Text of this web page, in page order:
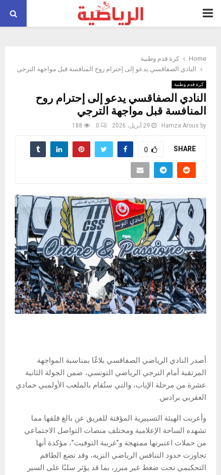
PRIMARY
Home
كرة قدم وطنية
النادي الصفاقسي يدعو إلى إحترام روح المنافسة قبل مواجهة الترجي
كرة قدم وطنية
النادي الصفاقسي يدعو إلى إحترام روح
المنافسة قبل مواجهة الترجي
by
Hamza Arous 29 أبريل، 2026 0
188
SHARE
0
أصدر النادي الرياضي الصفاقسي بلاغًا بمناسبة المواجهة
المرتقبة أمام الترجي الرياضي التونسي، ضمن الجولة الثانية
عشرة من مرحلة الإياب، والتي ستُقام بالملعب الأولمبي حمادي
العقربي برادس.
وأعربت الهيئة التسييرية المؤقتة للفريق عن بالغ قلقها مما
تشهده الساحة الإعلامية ومختلف منصات التواصل الاجتماعي
من حملات اعتبرتها ممنهجة و”غريبة التوقيت”، مؤكدة أنها
تجاوزت حدود التنافس الرياضي النزيه، وقد تضع الطاقم
التحكيمي تحت ضغط غير مبرر، بما قد يؤثر سلبًا على السير